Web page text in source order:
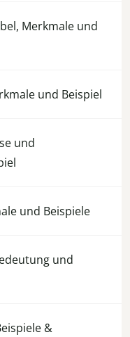
Merkmale und
und Beispiel
und
und Beispiele
und
&